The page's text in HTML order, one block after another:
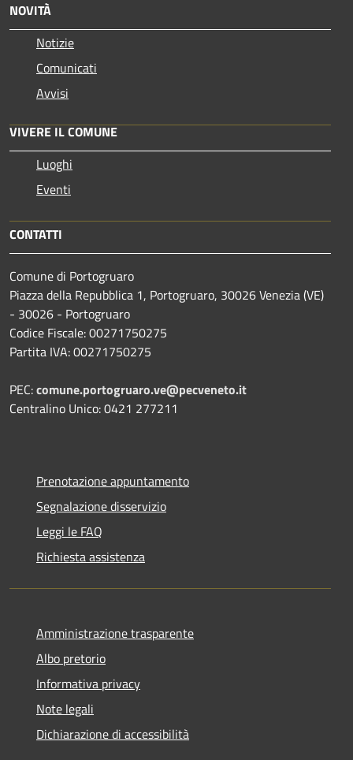
NOVITÀ
Notizie
Comunicati
Avvisi
VIVERE IL COMUNE
Luoghi
Eventi
CONTATTI
Comune di Portogruaro
Piazza della Repubblica 1, Portogruaro, 30026 Venezia (VE)
- 30026 - Portogruaro
Codice Fiscale: 00271750275
Partita IVA: 00271750275
PEC:comune.portogruaro.ve@pecveneto.it
Centralino Unico: 0421 277211
Prenotazione appuntamento
Segnalazione disservizio
Leggi le FAQ
Richiesta assistenza
Amministrazione trasparente
Albo pretorio
Informativa privacy
Note legali
Dichiarazione di accessibilità